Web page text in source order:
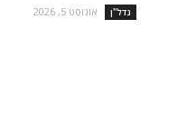
נדל''ן אוגוסט 5, 2026